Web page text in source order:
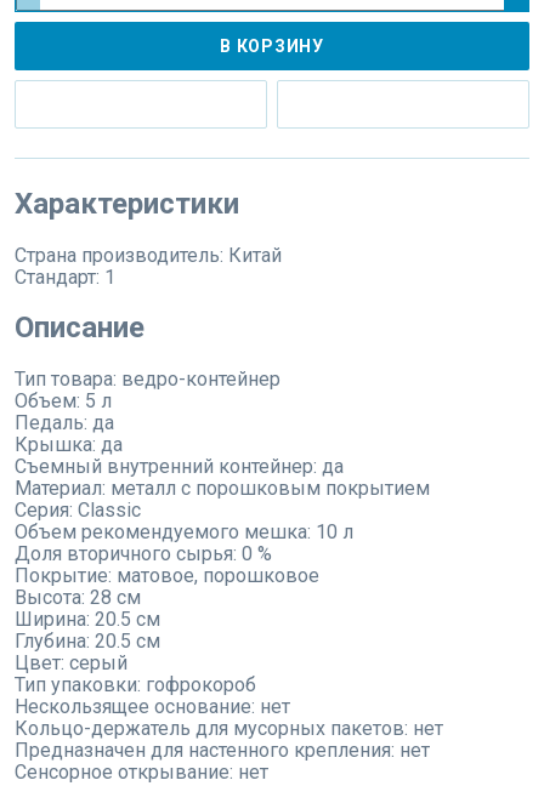
В КОРЗИНУ
Характеристики
Страна производитель: Китай
Стандарт: 1
Описание
Тип товара: ведро-контейнер
Объем: 5 л
Педаль: да
Крышка: да
Съемный внутренний контейнер: да
Материал: металл с порошковым покрытием
Серия: Classic
Объем рекомендуемого мешка: 10 л
Доля вторичного сырья: 0 %
Покрытие: матовое, порошковое
Высота: 28 см
Ширина: 20.5 см
Глубина: 20.5 см
Цвет: серый
Тип упаковки: гофрокороб
Нескользящее основание: нет
Кольцо-держатель для мусорных пакетов: нет
Предназначен для настенного крепления: нет
Сенсорное открывание: нет